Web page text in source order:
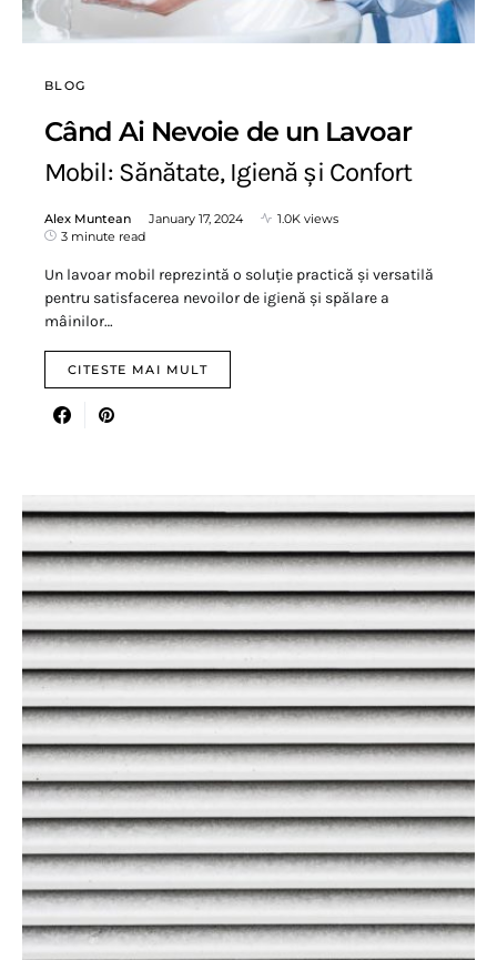
BLOG
Când Ai Nevoie de un Lavoar
Mobil: Sănătate, Igienă și Confort
Alex Muntean January 17, 2024
1.0K views
3 minute read
Un lavoar mobil reprezintă o soluție practică și versatilă
pentru satisfacerea nevoilor de igienă și spălare a
mâinilor…
CITESTE MAI MULT